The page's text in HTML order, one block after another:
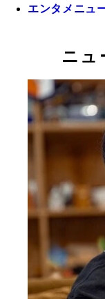
エンタメニュ
ニュ